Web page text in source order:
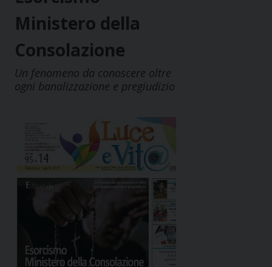
Ministero della
Consolazione
Un fenomeno da conoscere oltre
ogni banalizzazione e pregiudizio